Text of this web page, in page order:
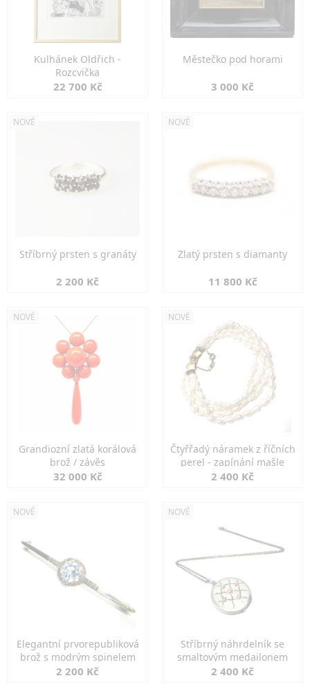
Kulhánek Oldřich -
Rozcvička
22 700 Kč
Městečko pod horami
3 000 Kč
NOVÉ
Stříbrný prsten s granáty
2 200 Kč
NOVÉ
Zlatý prsten s diamanty
11 800 Kč
NOVÉ
Grandiozní zlatá korálová
brož / závěs
32 000 Kč
NOVÉ
Čtyřřadý náramek z říčních
perel - zapínání mašle
2 400 Kč
NOVÉ
Elegantní prvorepubliková
brož s modrým spinelem
2 200 Kč
NOVÉ
Stříbrný náhrdelník se
smaltovým medailonem
2 400 Kč